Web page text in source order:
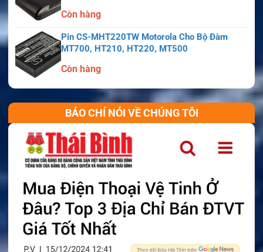
Còn hàng
Pin CS-MHT220TW Motorola Cho Bộ Đàm
MT700, HT210, HT220, MT500
Còn hàng
BÁO CHÍ NÓI VỀ CHÚNG TÔI